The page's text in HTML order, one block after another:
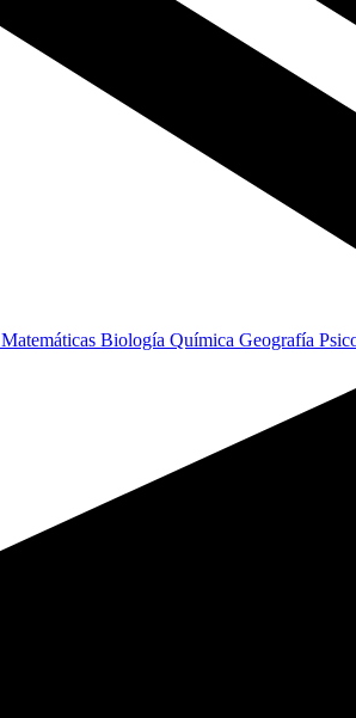
Matemáticas Biología Química Geografía